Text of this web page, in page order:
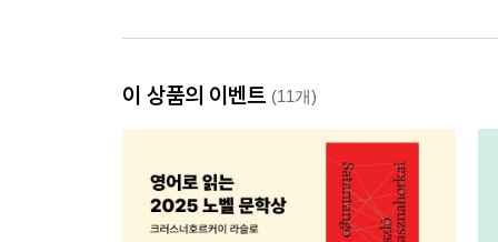
이 상품의 이벤트 (11개)